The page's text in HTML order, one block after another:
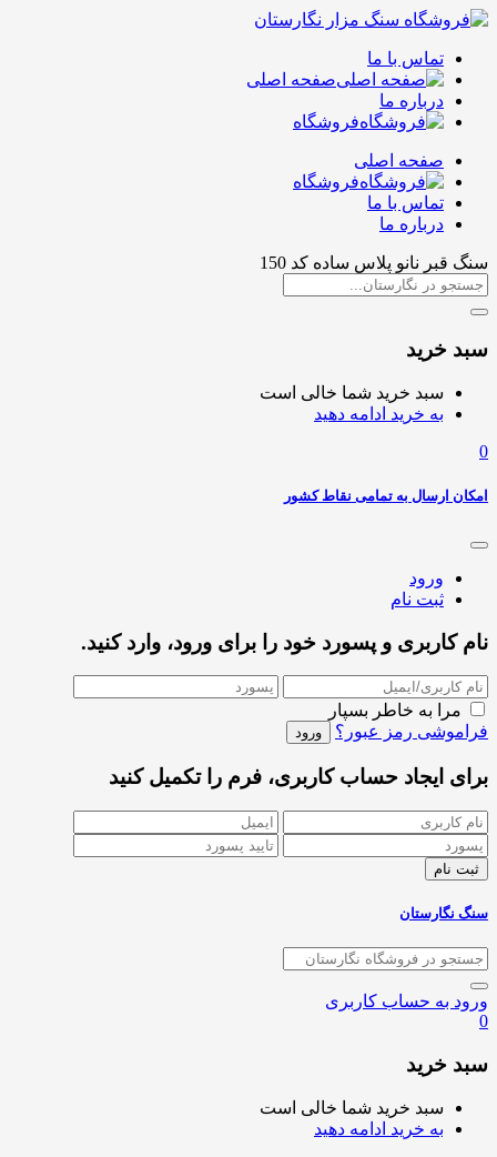
تماس با ما
صفحه اصلی
درباره ما
فروشگاه
صفحه اصلی
فروشگاه
تماس با ما
درباره ما
سنگ قبر نانو پلاس ساده کد 150
سبد خرید
سبد خرید شما خالی است
به خرید ادامه دهید
0
امکان ارسال به تمامی نقاط کشور
ورود
ثبت نام
نام کاربری و پسورد خود را برای ورود، وارد کنید.
مرا به خاطر بسپار
فراموشی رمز عبور؟
برای ایجاد حساب کاربری، فرم را تکمیل کنید
سنگ نگارستان
ورود به حساب کاربری
0
سبد خرید
سبد خرید شما خالی است
به خرید ادامه دهید